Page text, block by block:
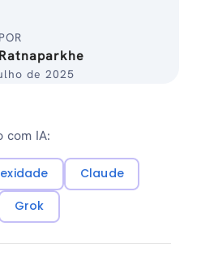
de 2025
com IA:
Claude
Grok